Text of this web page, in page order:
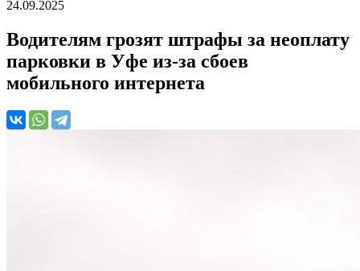
24.09.2025
Водителям грозят штрафы за неоплату
парковки в Уфе из-за сбоев
мобильного интернета